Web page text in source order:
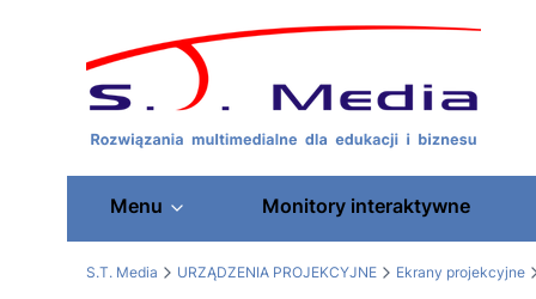
Menu Monitory interaktywne
S.T. Media URZĄDZENIA PROJEKCYJNE Ekrany projekcyjne